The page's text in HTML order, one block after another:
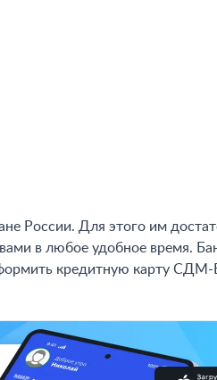
России. Для этого им
в любое удобное время.
кредитную карту